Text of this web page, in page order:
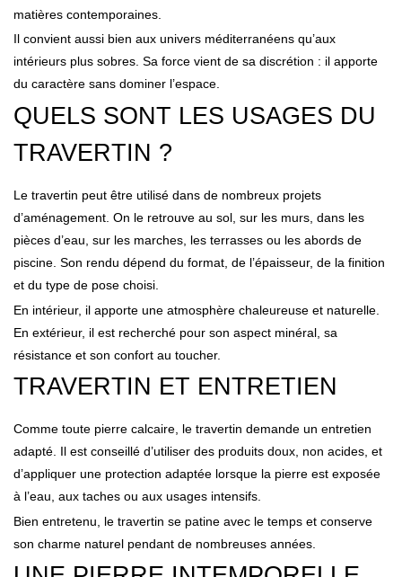
matières contemporaines.
Il convient aussi bien aux univers méditerranéens qu’aux
intérieurs plus sobres. Sa force vient de sa discrétion : il apporte
du caractère sans dominer l’espace.
QUELS SONT LES USAGES DU
TRAVERTIN ?
Le travertin peut être utilisé dans de nombreux projets
d’aménagement. On le retrouve au sol, sur les murs, dans les
pièces d’eau, sur les marches, les terrasses ou les abords de
piscine. Son rendu dépend du format, de l’épaisseur, de la finition
et du type de pose choisi.
En intérieur, il apporte une atmosphère chaleureuse et naturelle.
En extérieur, il est recherché pour son aspect minéral, sa
résistance et son confort au toucher.
TRAVERTIN ET ENTRETIEN
Comme toute pierre calcaire, le travertin demande un entretien
adapté. Il est conseillé d’utiliser des produits doux, non acides, et
d’appliquer une protection adaptée lorsque la pierre est exposée
à l’eau, aux taches ou aux usages intensifs.
Bien entretenu, le travertin se patine avec le temps et conserve
son charme naturel pendant de nombreuses années.